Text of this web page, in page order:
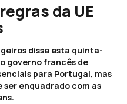
da UE
disse esta quinta-
governo francês de
para Portugal, mas
enquadrado com as